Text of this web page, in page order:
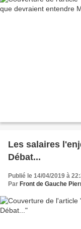
Les salaires
Débat...
Publié le 14/04/2019 à
Par Front de Gauche